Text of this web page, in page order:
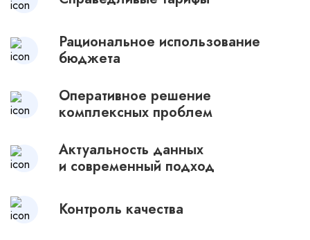
Рациональное использование
бюджета
Оперативное решение
комплексных проблем
Актуальность данных
и современный подход
Контроль качества